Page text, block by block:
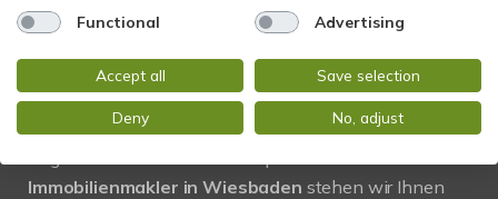
Web:
www.stadtblick-immobilien.de
PROFIL
Immobilienmakler in Wiesbaden stehen wir Ihnen
Functional Advertising
Accept all Save selection
Deny No, adjust